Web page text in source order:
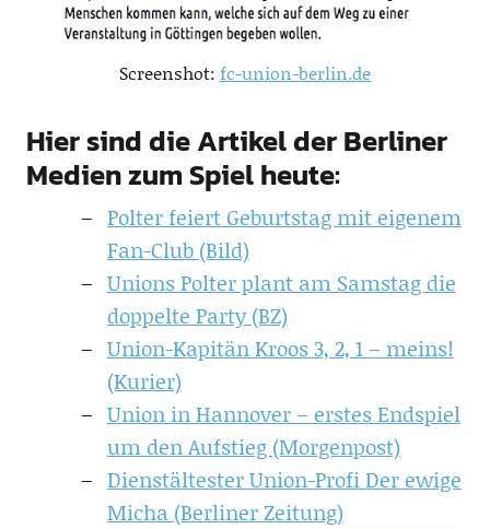
Screenshot: fc-union-berlin.de
Hier sind die Artikel der Berliner
Medien zum Spiel heute:
Polter feiert Geburtstag mit eigenem
Fan-Club (Bild)
Unions Polter plant am Samstag die
doppelte Party (BZ)
Union-Kapitän Kroos 3, 2, 1 – meins!
(Kurier)
Union in Hannover – erstes Endspiel
um den Aufstieg (Morgenpost)
Dienstältester Union-Profi Der ewige
Micha (Berliner Zeitung)